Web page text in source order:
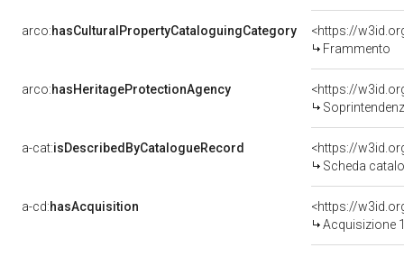
arco:hasCulturalPropertyCataloguingCategory
<https://
Frammento
arco:hasHeritageProtectionAgency
<https://
Soprintendenza
a-cat:isDescribedByCatalogueRecord
<https://
Scheda
a-cd:hasAcquisition
<https://
Acquisizione